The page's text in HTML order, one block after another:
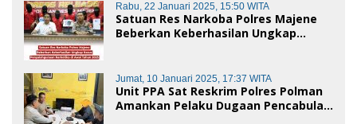
Rabu, 22 Januari 2025, 15:50 WITA
Satuan Res Narkoba Polres Majene
Beberkan Keberhasilan Ungkap
Jumat, 10 Januari 2025, 17:37 WITA
Unit PPA Sat Reskrim Polres Polman
Amankan Pelaku Dugaan Pencabulan